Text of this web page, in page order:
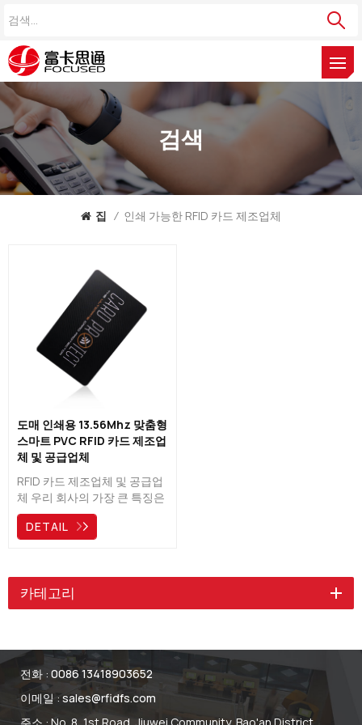
검색
집 / 인쇄 가능한 RFID 카드 제조업체
도매 인쇄용 13.56Mhz 맞춤형
스마트 PVC RFID 카드 제조업
체 및 공급업체
RFID 카드 제조업체 및 공급업
체 우리 회사의 가장 큰 특징은
우리는 항상 문의를 받고 최종
배송 프로세스가 우리의 통합
왔습니다.
DETAIL
카테고리
전화 : 0086 13418903652
이메일 : sales@rfidfs.com